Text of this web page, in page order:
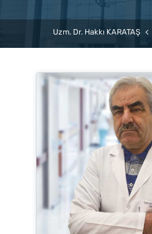
Uzm. Dr. Hakkı KARATAŞ